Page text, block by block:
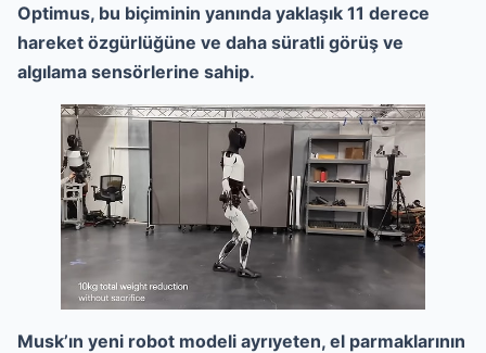
Optimus, bu biçiminin yanında yaklaşık 11 derece
hareket özgürlüğüne ve daha süratli görüş ve
algılama sensörlerine sahip.
Musk’ın yeni robot modeli ayrıyeten, el parmaklarının